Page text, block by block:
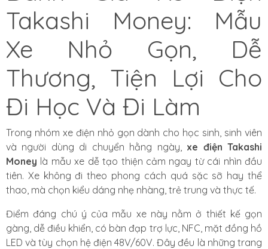
Takashi Money: Mẫu
Xe Nhỏ Gọn, Dễ
Thương, Tiện Lợi Cho
Đi Học Và Đi Làm
Trong nhóm xe điện nhỏ gọn dành cho học sinh, sinh viên
và người dùng di chuyển hằng ngày, xe điện Takashi
Money là mẫu xe dễ tạo thiện cảm ngay từ cái nhìn đầu
tiên. Xe không đi theo phong cách quá sặc sỡ hay thể
thao, mà chọn kiểu dáng nhẹ nhàng, trẻ trung và thực tế.
Điểm đáng chú ý của mẫu xe này nằm ở thiết kế gọn
gàng, dễ điều khiển, có bàn đạp trợ lực, NFC, mặt đồng hồ
LED và tùy chọn hệ điện 48V/60V. Đây đều là những trang